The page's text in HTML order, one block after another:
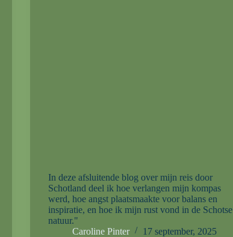
In deze afsluitende blog over mijn reis door
Schotland deel ik hoe verlangen mijn kompas
werd, hoe angst plaatsmaakte voor balans en
inspiratie, en hoe ik mijn rust vond in de Schotse
natuur."
Caroline Pinter
17 september, 2025